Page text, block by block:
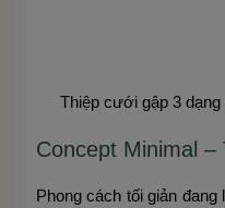
Thiệp cưới gập 3
Concept Minimal –
Phong cách tối giản